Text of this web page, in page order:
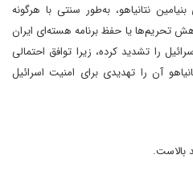
نتانیاهو، به‌طور سنتی با هرگونه
تحریم‌ها یا حفظ برنامه هسته‌ای ایران
را تشدید کرده، زیرا توافق احتمالی
آن را تهدیدی برای امنیت اسرائیل
بالاست.